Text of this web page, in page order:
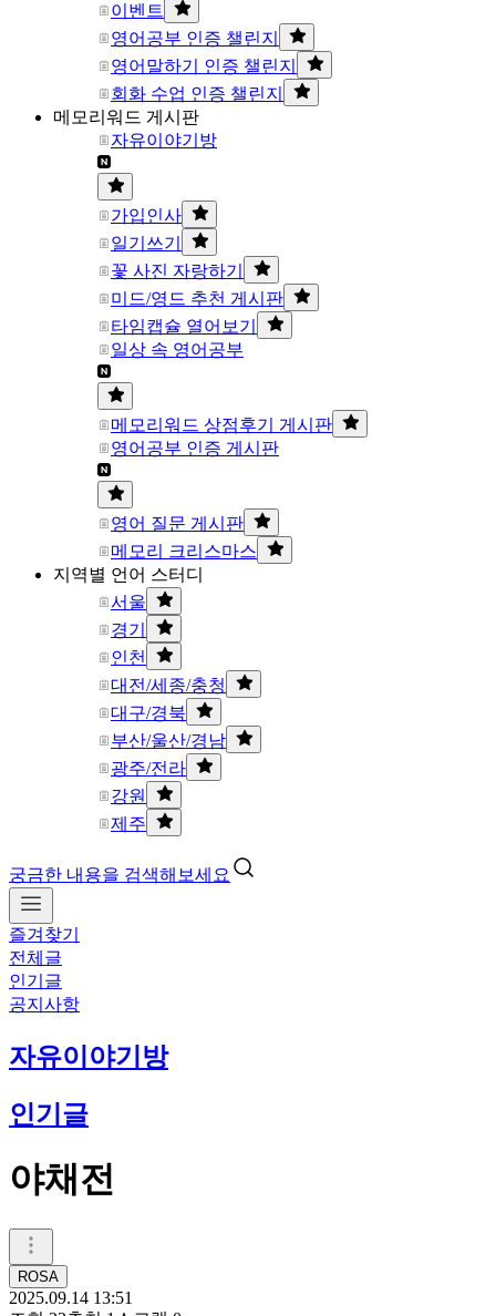
이벤트
영어공부 인증 챌린지
영어말하기 인증 챌린지
회화 수업 인증 챌린지
메모리워드 게시판
자유이야기방
가입인사
일기쓰기
꽃 사진 자랑하기
미드/영드 추천 게시판
타임캡슐 열어보기
일상 속 영어공부
메모리워드 상점후기 게시판
영어공부 인증 게시판
영어 질문 게시판
메모리 크리스마스
지역별 언어 스터디
서울
경기
인천
대전/세종/충청
대구/경북
부산/울산/경남
광주/전라
강원
제주
궁금한 내용을 검색해보세요
즐겨찾기
전체글
인기글
공지사항
자유이야기방
인기글
야채전
ROSA
2025.09.14 13:51